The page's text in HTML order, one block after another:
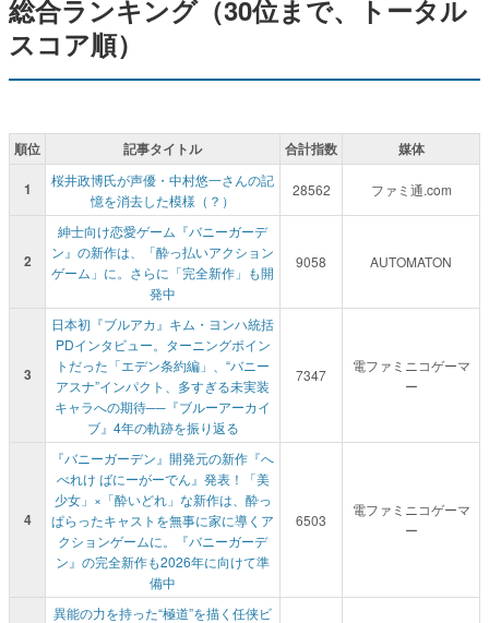
総合ランキング（30位まで、トータル
スコア順）
順位 記事タイトル 合計指数 媒体
1
桜井政博氏が声優・中村悠一さんの記
憶を消去した模様（？）
28562 ファミ通.com
2
紳士向け恋愛ゲーム『バニーガーデ
ン』の新作は、「酔っ払いアクション
ゲーム」に。さらに「完全新作」も開
発中
9058 AUTOMATON
3
日本初『ブルアカ』キム・ヨンハ統括
PDインタビュー。ターニングポイン
トだった「エデン条約編」、“バニー
アスナ”インパクト、多すぎる未実装
キャラへの期待──『ブルーアーカイ
ブ』4年の軌跡を振り返る
7347
電ファミニコゲーマ
ー
4
『バニーガーデン』開発元の新作『へ
べれけ ばにーがーでん』発表！「美
少女」×「酔いどれ」な新作は、酔っ
ぱらったキャストを無事に家に導くア
クションゲームに。『バニーガーデ
ン』の完全新作も2026年に向けて準
備中
6503
電ファミニコゲーマ
ー
異能の力を持った“極道”を描く任侠ビ